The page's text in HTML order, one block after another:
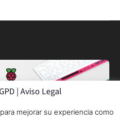
| Aviso Legal
mejorar su experiencia como